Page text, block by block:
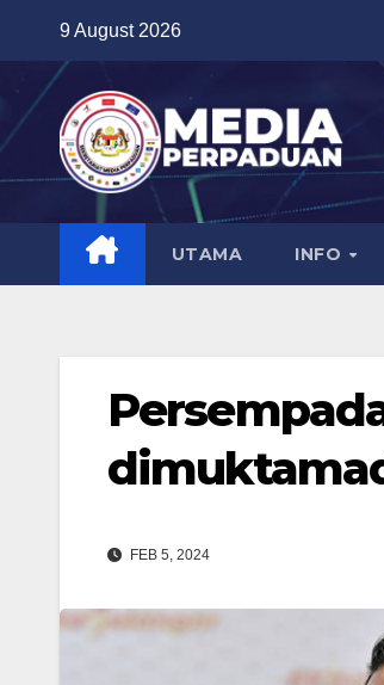
content
9 August 2026
UTAMA INFO
FEB 5, 2024